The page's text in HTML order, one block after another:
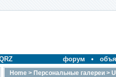
форум •
Home > Персональные галереи >